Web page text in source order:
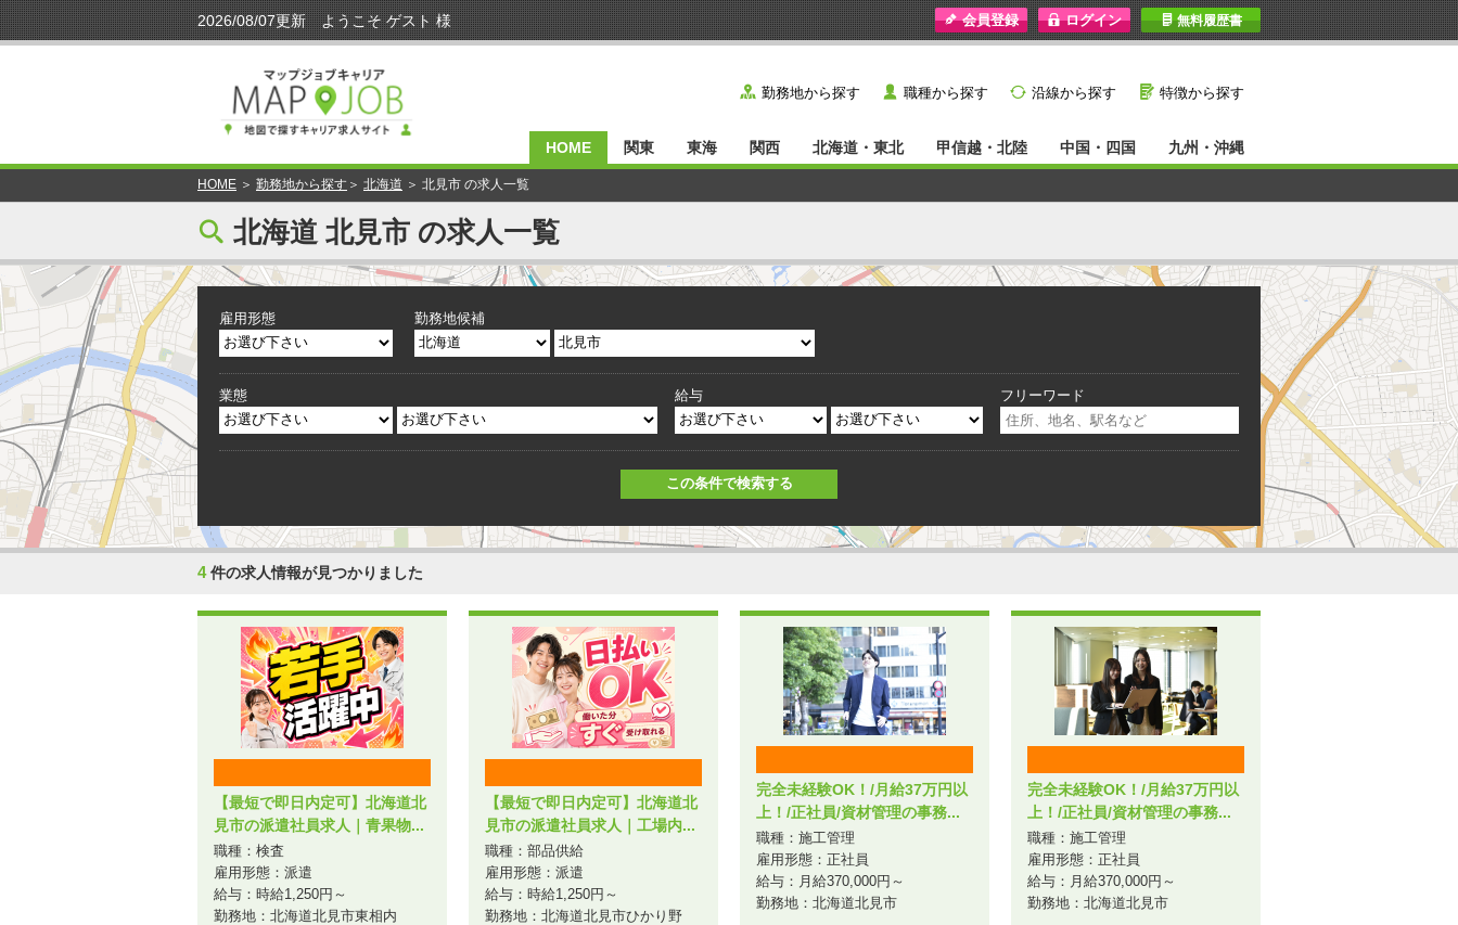
I 無料履歴書
y 勤務地から探す ˙ 職種から探す } 沿線から探す G 特徴から探す
HOME 関東 東海 関西 北海道・東北 甲信越・北陸 中国・四国 九州・沖縄
HOME ＞ 勤務地から探す ＞ 北海道 ＞ 北見市 の求人一覧
[ 北海道 北見市 の求人一覧
雇用形態 勤務地候補
業態 給与 フリーワード
4件の求人情報が見つかりました
【最短で即日内定可】北海道北
見市の派遣社員求人｜青果物...
職種：検査
雇用形態：派遣
給与：時給1,250円～
勤務地：北海道北見市東相内
【最短で即日内定可】北海道北
見市の派遣社員求人｜工場内...
職種：部品供給
雇用形態：派遣
給与：時給1,250円～
勤務地：北海道北見市ひかり野
完全未経験OK！/月給37万円以
上！/正社員/資材管理の事務...
職種：施工管理
雇用形態：正社員
給与：月給370,000円～
勤務地：北海道北見市
完全未経験OK！/月給37万円以
上！/正社員/資材管理の事務...
職種：施工管理
雇用形態：正社員
給与：月給370,000円～
勤務地：北海道北見市